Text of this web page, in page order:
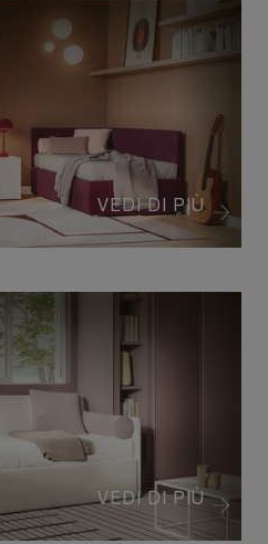
VEDI DI PIÙ
VEDI DI PIÙ